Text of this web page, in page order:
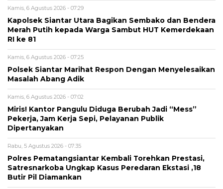
Kamis, 6 Agustus 2026 - 07:29
Kapolsek Siantar Utara Bagikan Sembako dan Bendera
Merah Putih kepada Warga Sambut HUT Kemerdekaan
RI ke 81
Kamis, 6 Agustus 2026 - 07:25
Polsek Siantar Marihat Respon Dengan Menyelesaikan
Masalah Abang Adik
Kamis, 6 Agustus 2026 - 07:02
Miris! Kantor Pangulu Diduga Berubah Jadi “Mess”
Pekerja, Jam Kerja Sepi, Pelayanan Publik
Dipertanyakan
Rabu, 5 Agustus 2026 - 07:35
Polres Pematangsiantar Kembali Torehkan Prestasi,
Satresnarkoba Ungkap Kasus Peredaran Ekstasi ,18
Butir Pil Diamankan